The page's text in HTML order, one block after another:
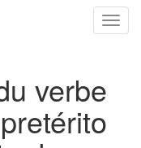
verbe